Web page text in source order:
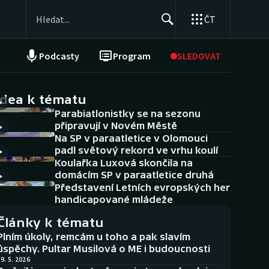
ČT
Podcasty Program SLEDOVAT
NEPŘEHLÉDNĚTE
Historické návraty
Aplikace ČT sport
AZ kvíz
k tématu
Parabiatlonistky se na sezonu
připravují v Novém Městě
Na SP v paraatletice v Olomouci
padl světový rekord ve vrhu koulí
Koulařka Luxová skončila na
domácím SP v paraatletice druhá
Představení Letních evropských her
handicapované mládeže
k tématu
úkoly, remcám u toho a pak slavím
Pultar Musilová o ME i budoucnosti
5. 2026